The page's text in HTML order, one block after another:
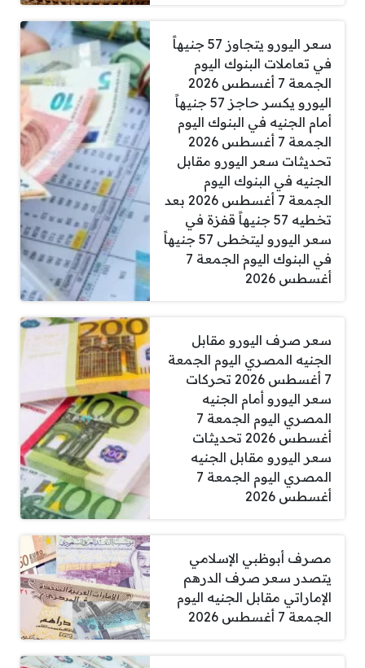
سعر اليورو يتجاوز 57 جنيهاً
في تعاملات البنوك اليوم
الجمعة 7 أغسطس 2026
اليورو يكسر حاجز 57 جنيهاً
أمام الجنيه في البنوك اليوم
الجمعة 7 أغسطس 2026
تحديثات سعر اليورو مقابل
الجنيه في البنوك اليوم
الجمعة 7 أغسطس 2026 بعد
تخطيه 57 جنيهاً قفزة في
سعر اليورو ليتخطى 57 جنيهاً
في البنوك اليوم الجمعة 7
أغسطس 2026
سعر صرف اليورو مقابل
الجنيه المصري اليوم الجمعة
7 أغسطس 2026 تحركات
سعر اليورو أمام الجنيه
المصري اليوم الجمعة 7
أغسطس 2026 تحديثات
سعر اليورو مقابل الجنيه
المصري اليوم الجمعة 7
أغسطس 2026
مصرف أبوظبي الإسلامي
يتصدر سعر صرف الدرهم
الإماراتي مقابل الجنيه اليوم
الجمعة 7 أغسطس 2026